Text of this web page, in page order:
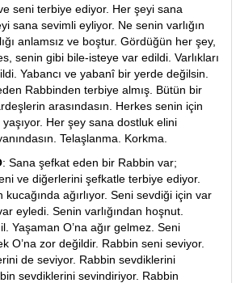
seni terbiye ediyor. Her şeyi sana
sana sevimli eyliyor. Ne senin varlığın
anlamsız ve boştur. Gördüğün her şey,
senin gibi bile-isteye var edildi. Varlıkları
Yabancı ve yabanî bir yerde değilsin.
Rabbinden terbiye almış. Bütün bir
arasındasın. Herkes senin için
Her şey sana dostluk elini
Telaşlanma. Korkma.
: Sana şefkat eden bir Rabbin var;
ve diğerlerini şefkatle terbiye ediyor.
ağırlıyor. Seni sevdiği için var
eyledi. Senin varlığından hoşnut.
Yaşaman O’na ağır gelmez. Seni
O’na zor değildir. Rabbin seni seviyor.
de seviyor. Rabbin sevdiklerini
sevdiklerini sevindiriyor. Rabbin